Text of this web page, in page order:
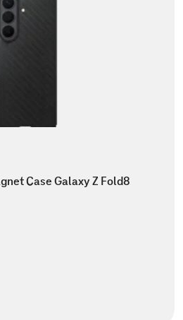
Case Galaxy Z Fold8